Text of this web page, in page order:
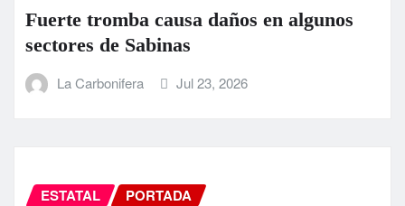
Fuerte tromba causa daños en algunos
sectores de Sabinas
La Carbonifera Jul 23, 2026
ESTATAL PORTADA